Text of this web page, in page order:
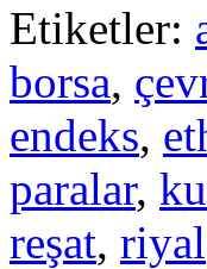
Etiketler:
borsa,
endeks,
paralar,
reşat, riyal